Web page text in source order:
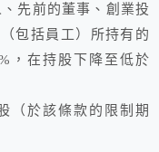
先前的董事、創業投
包括員工）所持有的
，在持股下降至低於
（於該條款的限制期